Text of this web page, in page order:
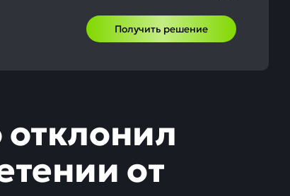
Получить решение
от